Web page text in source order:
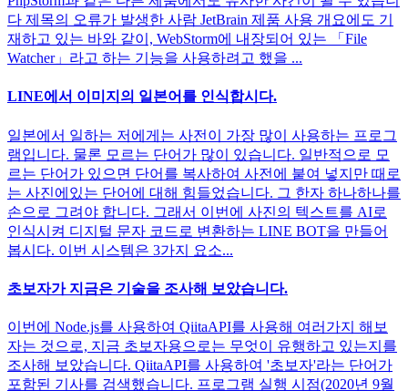
다 제목의 오류가 발생한 사람 JetBrain 제품 사용 개요에도 기
재하고 있는 바와 같이, WebStorm에 내장되어 있는 「File
Watcher」라고 하는 기능을 사용하려고 했을 ...
LINE에서 이미지의 일본어를 인식합시다.
일본에서 일하는 저에게는 사전이 가장 많이 사용하는 프로그
램입니다. 물론 모르는 단어가 많이 있습니다. 일반적으로 모
르는 단어가 있으면 단어를 복사하여 사전에 붙여 넣지만 때로
는 사진에있는 단어에 대해 힘들었습니다. 그 한자 하나하나를
손으로 그려야 합니다. 그래서 이번에 사진의 텍스트를 AI로
인식시켜 디지털 문자 코드로 변환하는 LINE BOT을 만들어
봅시다. 이번 시스템은 3가지 요소...
초보자가 지금은 기술을 조사해 보았습니다.
이번에 Node.js를 사용하여 QiitaAPI를 사용해 여러가지 해보
자는 것으로, 지금 초보자용으로는 무엇이 유행하고 있는지를
조사해 보았습니다. QiitaAPI를 사용하여 '초보자'라는 단어가
포함된 기사를 검색했습니다. 프로그램 실행 시점(2020년 9월